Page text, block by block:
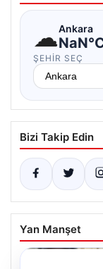
☁Ankara
ŞEHIR SEÇ
Bizi Takip Edin
Yan Manşet